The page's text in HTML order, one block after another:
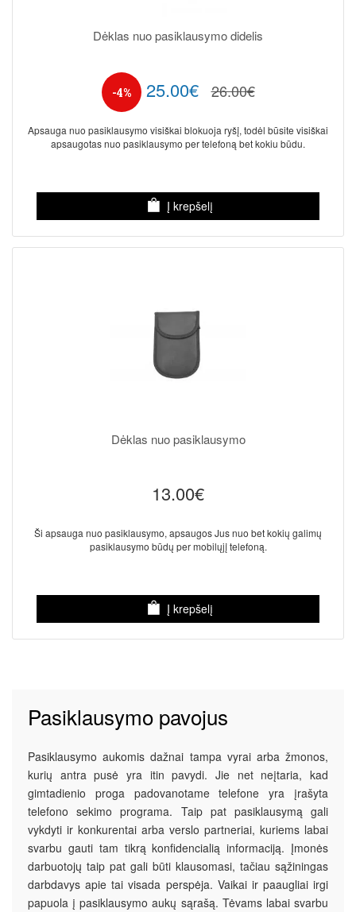
Dėklas nuo pasiklausymo didelis
-4% 25.00€ 26.00€
Apsauga nuo pasiklausymo visiškai blokuoja ryšį, todėl būsite visiškai
apsaugotas nuo pasiklausymo per telefoną bet kokiu būdu.
Į krepšelį
Dėklas nuo pasiklausymo
13.00€
Ši apsauga nuo pasiklausymo, apsaugos Jus nuo bet kokių galimų
pasiklausymo būdų per mobilųjį telefoną.
Į krepšelį
Pasiklausymo pavojus
Pasiklausymo aukomis dažnai tampa vyrai arba žmonos,
kurių antra pusė yra itin pavydi. Jie net neįtaria, kad
gimtadienio proga padovanotame telefone yra įrašyta
telefono sekimo programa. Taip pat pasiklausymą gali
vykdyti ir konkurentai arba verslo partneriai, kuriems labai
svarbu gauti tam tikrą konfidencialią informaciją. Įmonės
darbuotojų taip pat gali būti klausomasi, tačiau sąžiningas
darbdavys apie tai visada perspėja. Vaikai ir paaugliai irgi
papuola į pasiklausymo aukų sąrašą. Tėvams labai svarbu